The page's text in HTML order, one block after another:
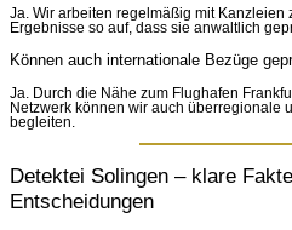
Ja. Wir arbeiten regelmäßig mit Kanzleien
Ergebnisse so auf, dass sie anwaltlich
Können auch internationale Bezüge
Ja. Durch die Nähe zum Flughafen
Netzwerk können wir auch überregionale
begleiten.
Detektei Solingen – klare
Entscheidungen